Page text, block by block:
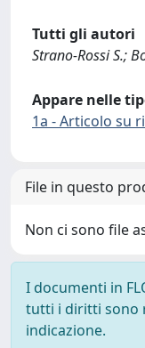
Tutti gli autori
Strano-Rossi S.;
Appare nelle
1a - Articolo su
File in questo
Non ci sono file
I documenti in
tutti i diritti sono
indicazione.